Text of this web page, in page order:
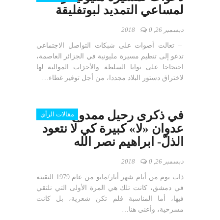
لمساعي التمديد لبوتفليقة
ديسمبر 26, 2018 0
– تعالت أصوات على شبكات التواصل الاجتماعي
تدعو إلى تنظيم مسيرة مليونية في الجزائر العاصمة،
احتجاجا على نوايا السلطة والأحزاب الموالية لها
لاختراق دستور البلاد مجددا، من أجل توفير غطاء…
مقالات الرأيفي ذكرى رحيل ممدوح
عدوان «لا» كبيرة كي لا نتعود
الذلّ- ابراهيم نصر الله
ديسمبر 26, 2018 0
ذات يوم من أيام شهر أيار/مايو من عام 1979 التقيته
في دمشق، كانت تلك هي المرة الأولى التي نلتقي
فيها، أما المناسبة فلم تكن شعرية، بل كانت
مسرحية، وأعني هنا…